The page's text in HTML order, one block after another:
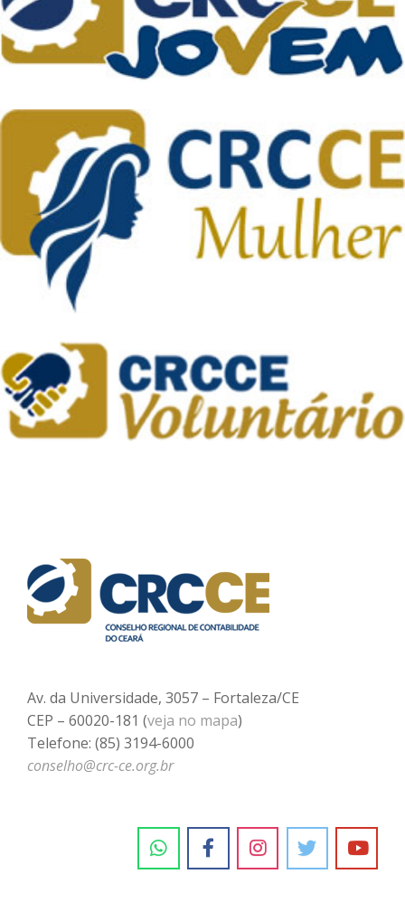
Av. da Universidade, 3057 – Fortaleza/CE
CEP – 60020-181 (veja no mapa)
Telefone: (85) 3194-6000
conselho@crc-ce.org.br